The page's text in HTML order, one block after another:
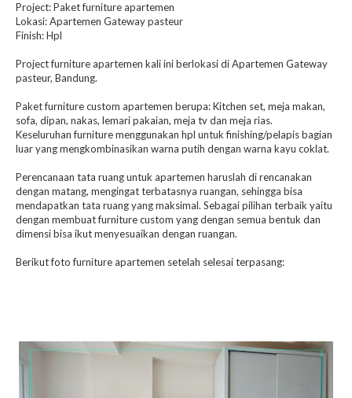
Project: Paket furniture apartemen
Lokasi: Apartemen Gateway pasteur
Finish: Hpl
Project furniture apartemen kali ini berlokasi di Apartemen Gateway
pasteur, Bandung.
Paket furniture custom apartemen berupa: Kitchen set, meja makan,
sofa, dipan, nakas, lemari pakaian, meja tv dan meja rias.
Keseluruhan furniture menggunakan hpl untuk finishing/pelapis bagian
luar yang mengkombinasikan warna putih dengan warna kayu coklat.
Perencanaan tata ruang untuk apartemen haruslah di rencanakan
dengan matang, mengingat terbatasnya ruangan, sehingga bisa
mendapatkan tata ruang yang maksimal. Sebagai pilihan terbaik yaitu
dengan membuat furniture custom yang dengan semua bentuk dan
dimensi bisa ikut menyesuaikan dengan ruangan.
Berikut foto furniture apartemen setelah selesai terpasang: